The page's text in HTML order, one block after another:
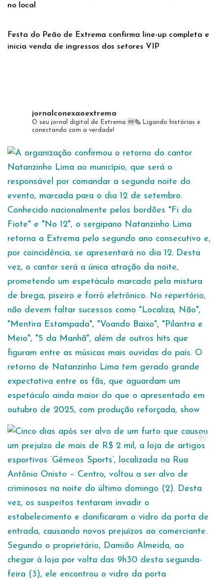
no local
Festa do Peão de Extrema confirma line-up completa e
inicia venda de ingressos dos setores VIP
jornalconexaoextrema
O seu jornal digital de Extrema 🆕️🗞 Ligando histórias e
conectando com a verdade!